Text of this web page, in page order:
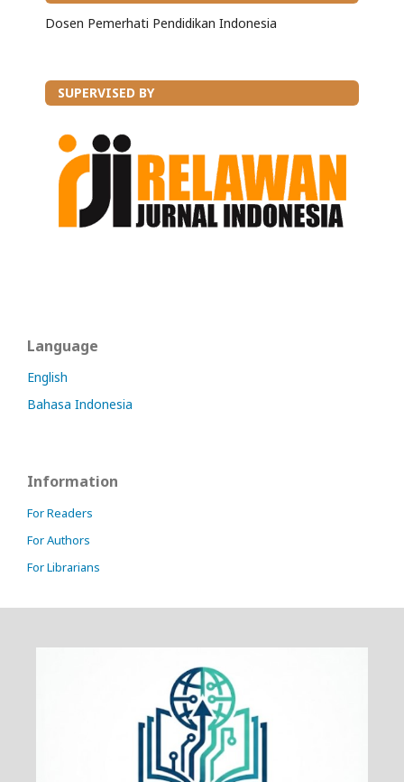
Dosen Pemerhati Pendidikan Indonesia
SUPERVISED BY
Language
English
Bahasa Indonesia
Information
For Readers
For Authors
For Librarians